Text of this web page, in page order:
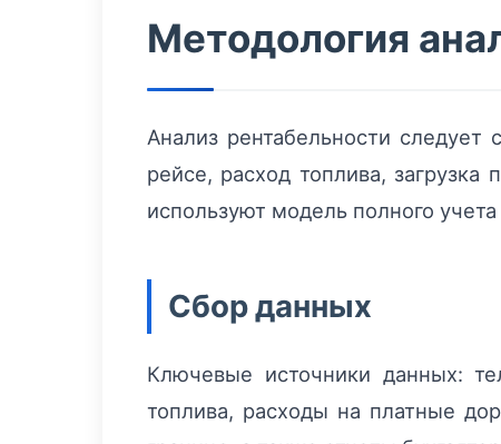
Методология
Анализ рентабельности
рейсе, расход топлива,
используют модель полного
Сбор данных
Ключевые источники данных:
топлива, расходы на платные